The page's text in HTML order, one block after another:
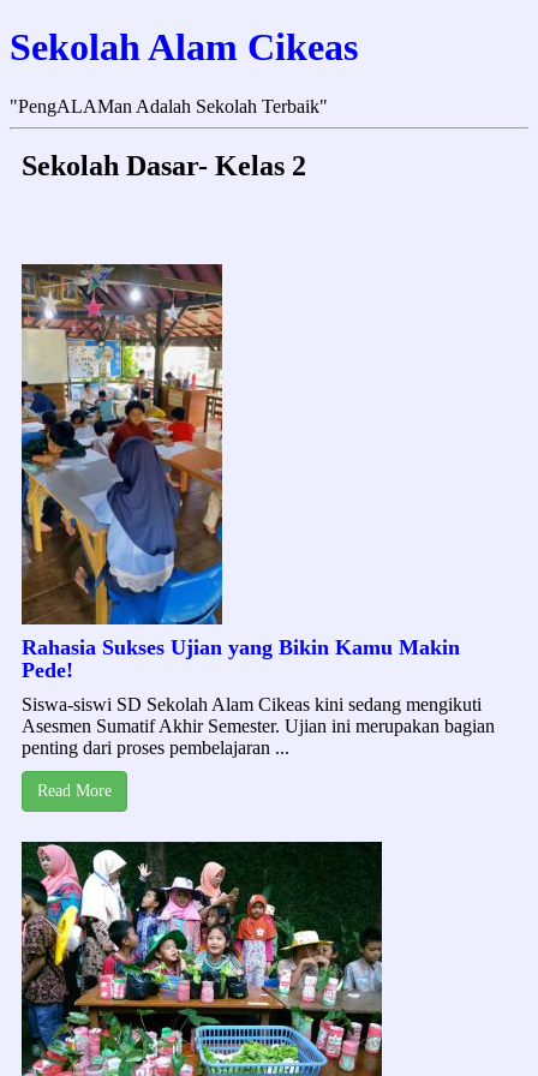
Sekolah Alam Cikeas
"PengALAMan Adalah Sekolah Terbaik"
Sekolah Dasar- Kelas 2
Rahasia Sukses Ujian yang Bikin Kamu Makin
Pede!
Siswa-siswi SD Sekolah Alam Cikeas kini sedang mengikuti
Asesmen Sumatif Akhir Semester. Ujian ini merupakan bagian
penting dari proses pembelajaran ...
Read More